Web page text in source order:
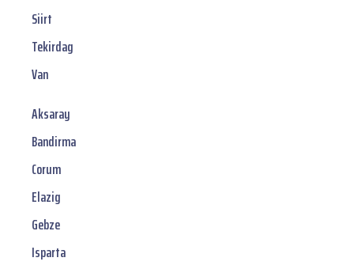
Siirt
Tekirdag
Van
Aksaray
Bandirma
Corum
Elazig
Gebze
Isparta